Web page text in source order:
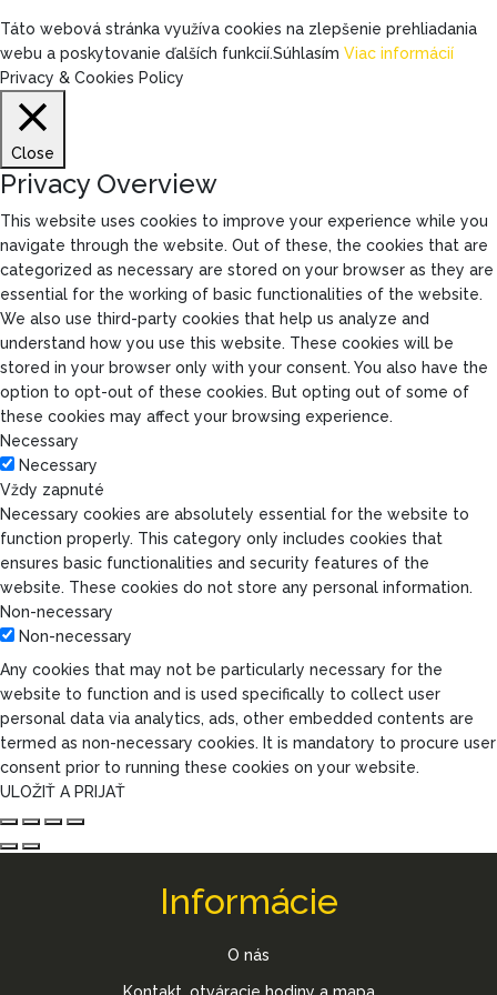
Informácie
O nás
Kontakt, otváracie hodiny a mapa
Táto webová stránka využíva cookies na zlepšenie prehliadania
webu a poskytovanie ďalších funkcií.Súhlasím Viac informácií
Privacy & Cookies Policy
Close
Privacy Overview
This website uses cookies to improve your experience while you
navigate through the website. Out of these, the cookies that are
categorized as necessary are stored on your browser as they are
essential for the working of basic functionalities of the website.
We also use third-party cookies that help us analyze and
understand how you use this website. These cookies will be
stored in your browser only with your consent. You also have the
option to opt-out of these cookies. But opting out of some of
these cookies may affect your browsing experience.
Necessary
Necessary
Vždy zapnuté
Necessary cookies are absolutely essential for the website to
function properly. This category only includes cookies that
ensures basic functionalities and security features of the
website. These cookies do not store any personal information.
Non-necessary
Non-necessary
Any cookies that may not be particularly necessary for the
website to function and is used specifically to collect user
personal data via analytics, ads, other embedded contents are
termed as non-necessary cookies. It is mandatory to procure user
consent prior to running these cookies on your website.
ULOŽIŤ A PRIJAŤ